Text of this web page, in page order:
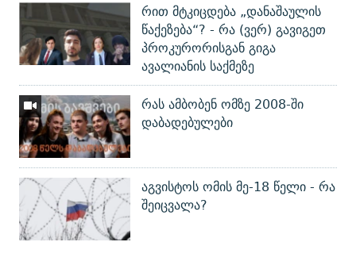
რით მტკიცდება „დანაშაულის
წაქეზება“? - რა (ვერ) გავიგეთ
პროკურორისგან გიგა
ავალიანის საქმეზე
რას ამბობენ ომზე 2008-ში
დაბადებულები
აგვისტოს ომის მე-18 წელი - რა
შეიცვალა?